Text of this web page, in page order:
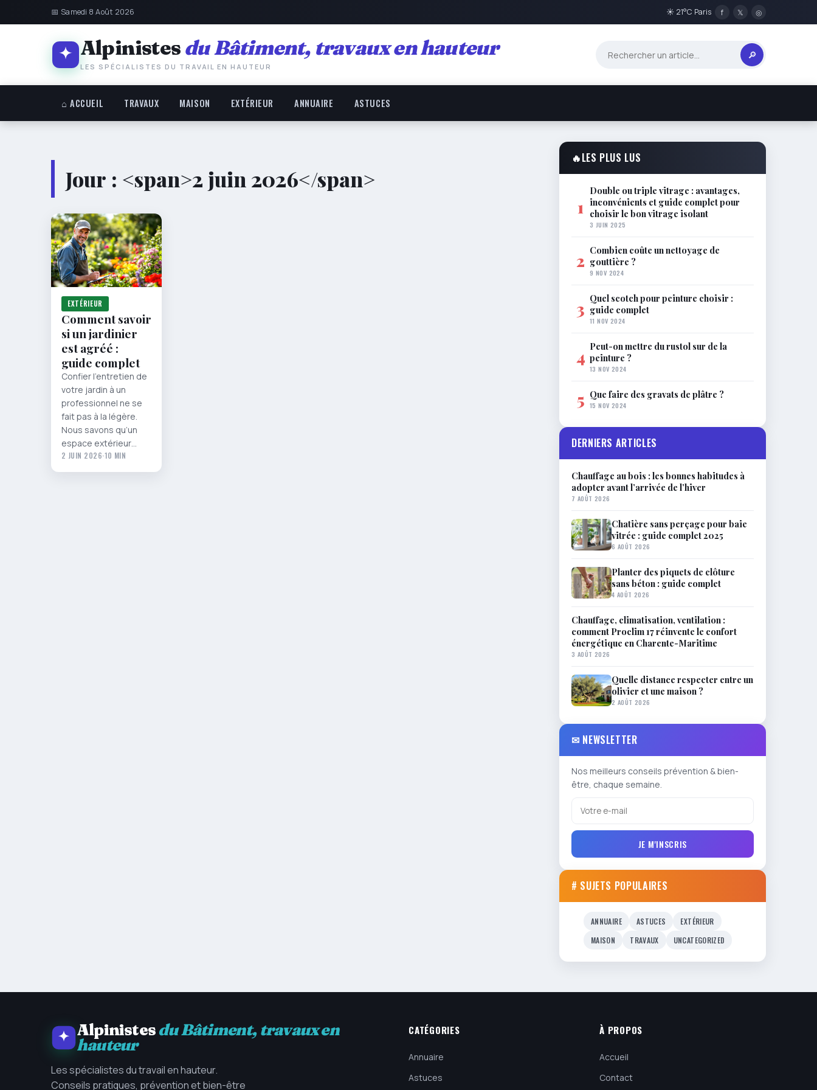
📅 Samedi 8 Août 2026 ☀ 21°C Paris f 𝕏 ◎
Alpinistes du Bâtiment, travaux en hauteur
LES SPÉCIALISTES DU TRAVAIL EN HAUTEUR
🔎
⌂ ACCUEIL TRAVAUX MAISON EXTÉRIEUR ANNUAIRE ASTUCES
Jour : <span>2 juin 2026</span>
EXTÉRIEUR
Comment savoir
si un jardinier
est agréé :
guide complet
Confier l’entretien de
votre jardin à un
professionnel ne se
fait pas à la légère.
Nous savons qu’un
espace extérieur…
2 JUIN 2026·10 MIN
🔥LES PLUS LUS
1
Double ou triple vitrage : avantages,
inconvénients et guide complet pour
choisir le bon vitrage isolant
3 JUIN 2025
2 Combien coûte un nettoyage de
gouttière ?
9 NOV 2024
3 Quel scotch pour peinture choisir :
guide complet
11 NOV 2024
4 Peut-on mettre du rustol sur de la
peinture ?
13 NOV 2024
5 Que faire des gravats de plâtre ?
15 NOV 2024
DERNIERS ARTICLES
Chauffage au bois : les bonnes habitudes à
adopter avant l’arrivée de l’hiver
7 AOÛT 2026
Chatière sans perçage pour baie
vitrée : guide complet 2025
6 AOÛT 2026
Planter des piquets de clôture
sans béton : guide complet
4 AOÛT 2026
Chauffage, climatisation, ventilation :
comment Proclim 17 réinvente le confort
énergétique en Charente-Maritime
3 AOÛT 2026
Quelle distance respecter entre un
olivier et une maison ?
2 AOÛT 2026
✉ NEWSLETTER
Nos meilleurs conseils prévention & bien-
être, chaque semaine.
JE M'INSCRIS
# SUJETS POPULAIRES
ANNUAIRE ASTUCES
EXTÉRIEUR
MAISON
TRAVAUX UNCATEGORIZED
Alpinistesdu Bâtiment, travaux en
hauteur
Les spécialistes du travail en hauteur.
Conseils pratiques, prévention et bien-être
CATÉGORIES
Annuaire
Astuces
À PROPOS
Accueil
Contact